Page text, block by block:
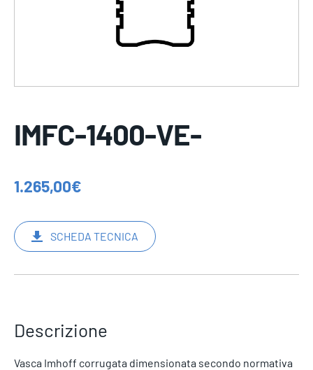
IMFC-1400-VE-
1.265,00€
SCHEDA TECNICA
Descrizione
Vasca Imhoff corrugata dimensionata secondo normativa